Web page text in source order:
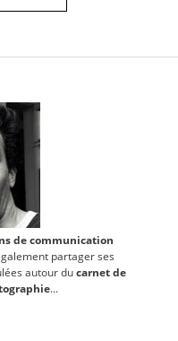
de communication
partager ses
autour ducarnet de
...